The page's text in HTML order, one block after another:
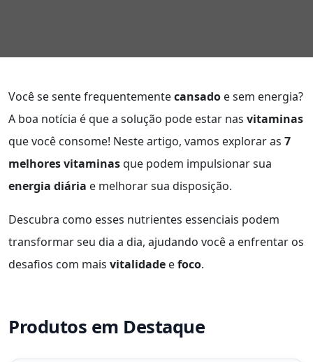
Você se sente frequentementecansado e sem energia?
A boa notícia é que a solução pode estar nas vitaminas
que você consome! Neste artigo, vamos explorar as 7
melhores vitaminasque podem impulsionar sua
energia diária e melhorar sua disposição.
Descubra como esses nutrientes essenciais podem
transformar seu dia a dia, ajudando você a enfrentar os
desafios com mais vitalidade efoco.
Produtos em Destaque